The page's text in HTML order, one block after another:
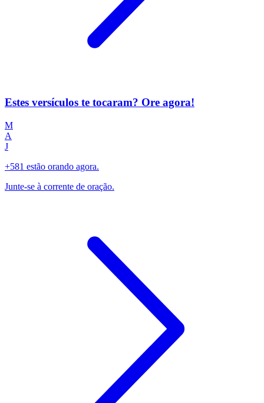
Estes versículos te tocaram? Ore agora!
M
A
J
+581 estão orando agora.
Junte-se à corrente de oração.